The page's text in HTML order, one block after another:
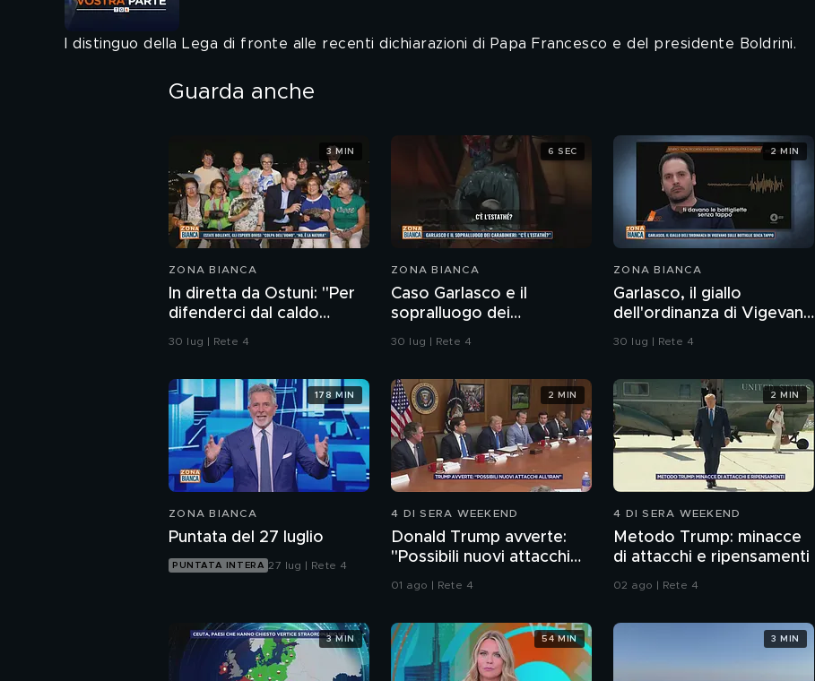
I distinguo della Lega di fronte alle recenti dichiarazioni di Papa Francesco e del presidente Boldrini.
Guarda anche
ZONA BIANCA
In diretta da Ostuni: "Per
difenderci dal caldo
abbiamo solo i ventagli"
30 lug | Rete 4
3 MIN
ZONA BIANCA
Caso Garlasco e il
sopralluogo dei
Carabinieri
30 lug | Rete 4
6 SEC
ZONA BIANCA
Garlasco, il giallo
dell'ordinanza di Vigevano
sulle bottiglie senza
30 lug | Rete 4
2 MIN
ZONA BIANCA
Puntata del 27 luglio
PUNTATA INTERA 27 lug | Rete 4
178 MIN
4 DI SERA WEEKEND
Donald Trump avverte:
"Possibili nuovi attacchi
all'Iran"
01 ago | Rete 4
2 MIN
4 DI SERA WEEKEND
Metodo Trump: minacce
di attacchi e ripensamenti
02 ago | Rete 4
2 MIN
3 MIN 54 MIN 3 MIN